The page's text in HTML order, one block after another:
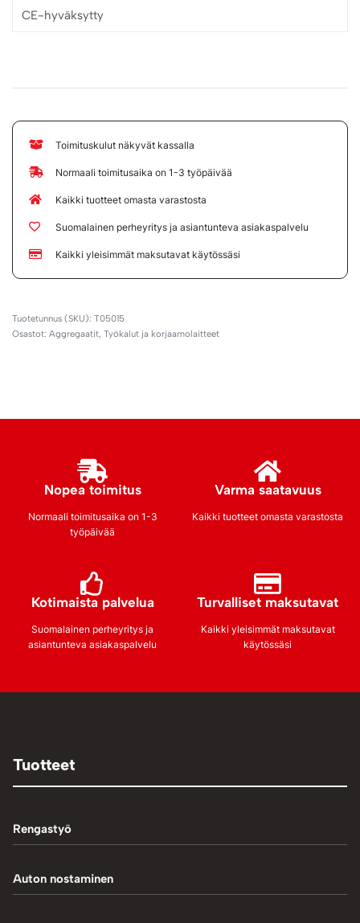
CE-hyväksytty
Toimituskulut näkyvät kassalla
Normaali toimitusaika on 1-3 työpäivää
Kaikki tuotteet omasta varastosta
Suomalainen perheyritys ja asiantunteva asiakaspalvelu
Kaikki yleisimmät maksutavat käytössäsi
T05015
Osastot: Aggregaatit, Työkalut ja korjaamolaitteet
Nopea toimitus
Normaali toimitusaika on 1-3
työpäivää
Varma saatavuus
Kaikki tuotteet omasta varastosta
Kotimaista palvelua
Suomalainen perheyritys ja
asiantunteva asiakaspalvelu
Turvalliset maksutavat
Kaikki yleisimmät maksutavat
käytössäsi
Tuotteet
Rengastyö
Palteennostin
Auton nostaminen